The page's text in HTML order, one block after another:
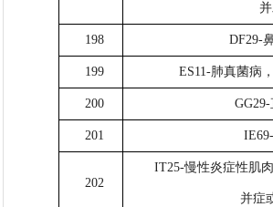
198 DF29-
199 ES11-肺真菌病
200
201
202
IT25-慢性炎症性肌
并症